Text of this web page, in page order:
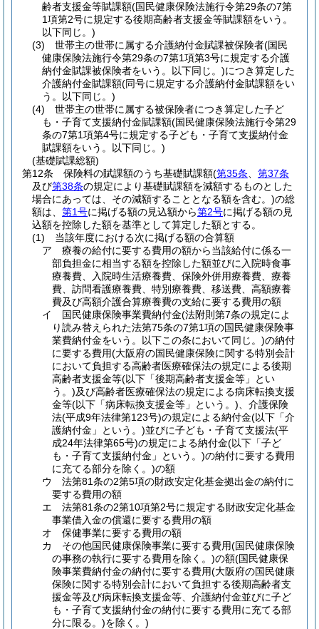
齢者支援金等賦課額(国民健康保険法施行令第29条の7第
1項第2号に規定する後期高齢者支援金等賦課額をいう。
以下同じ。)
(3)
世帯主の世帯に属する介護納付金賦課被保険者(国民
健康保険法施行令第29条の7第1項第3号に規定する介護
納付金賦課被保険者をいう。以下同じ。)につき算定した
介護納付金賦課額(同号に規定する介護納付金賦課額をい
う。以下同じ。)
(4)
世帯主の世帯に属する被保険者につき算定した子ど
も・子育て支援納付金賦課額(国民健康保険法施行令第29
条の7第1項第4号に規定する子ども・子育て支援納付金
賦課額をいう。以下同じ。)
(基礎賦課総額)
第12条
保険料の賦課額のうち基礎賦課額(第35条
第37条
及び第38条の規定により基礎賦課額を減額するものとした
場合にあっては、その減額することとなる額を含む。)の総
額は、 第1号に掲げる額の見込額から第2号に掲げる額の見
込額を控除した額を基準として算定した額とする。
(1)
当該年度における次に掲げる額の合算額
ア
療養の給付に要する費用の額から当該給付に係る一
部負担金に相当する額を控除した額並びに入院時食事
療養費、入院時生活療養費、保険外併用療養費、療養
費、訪問看護療養費、特別療養費、移送費、高額療養
費及び高額介護合算療養費の支給に要する費用の額
イ
国民健康保険事業費納付金(法附則第7条の規定によ
り読み替えられた法第75条の7第1項の国民健康保険事
業費納付金をいう。以下この条において同じ。)の納付
に要する費用(大阪府の国民健康保険に関する特別会計
において負担する高齢者医療確保法の規定による後期
高齢者支援金等(以下「後期高齢者支援金等」とい
う。)及び高齢者医療確保法の規定による病床転換支援
金等(以下「病床転換支援金等」という。) 、介護保険
法(平成9年法律第123号)の規定による納付金(以下「介
護納付金」という。)並びに子ども・子育て支援法(平
成24年法律第65号)の規定による納付金(以下「子ど
も・子育て支援納付金」という。)の納付に要する費用
に充てる部分を除く。)の額
ウ
法第81条の2第5項の財政安定化基金拠出金の納付に
要する費用の額
エ
法第81条の2第10項第2号に規定する財政安定化基金
事業借入金の償還に要する費用の額
オ
保健事業に要する費用の額
カ
その他国民健康保険事業に要する費用(国民健康保険
の事務の執行に要する費用を除く。)の額(国民健康保
険事業費納付金の納付に要する費用(大阪府の国民健康
保険に関する特別会計において負担する後期高齢者支
援金等及び病床転換支援金等、介護納付金並びに子ど
も・子育て支援納付金の納付に要する費用に充てる部
分に限る。)を除く。)